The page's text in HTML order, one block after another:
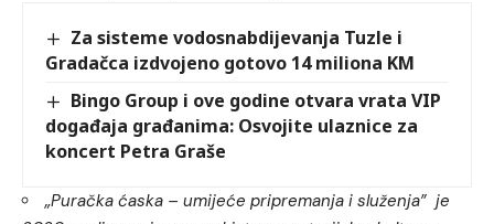
Za sisteme vodosnabdijevanja Tuzle i
Gradačca izdvojeno gotovo 14 miliona KM
Bingo Group i ove godine otvara vrata VIP
događaja građanima: Osvojite ulaznice za
koncert Petra Graše
„Puračka ćaska – umijeće pripremanja i služenja” je